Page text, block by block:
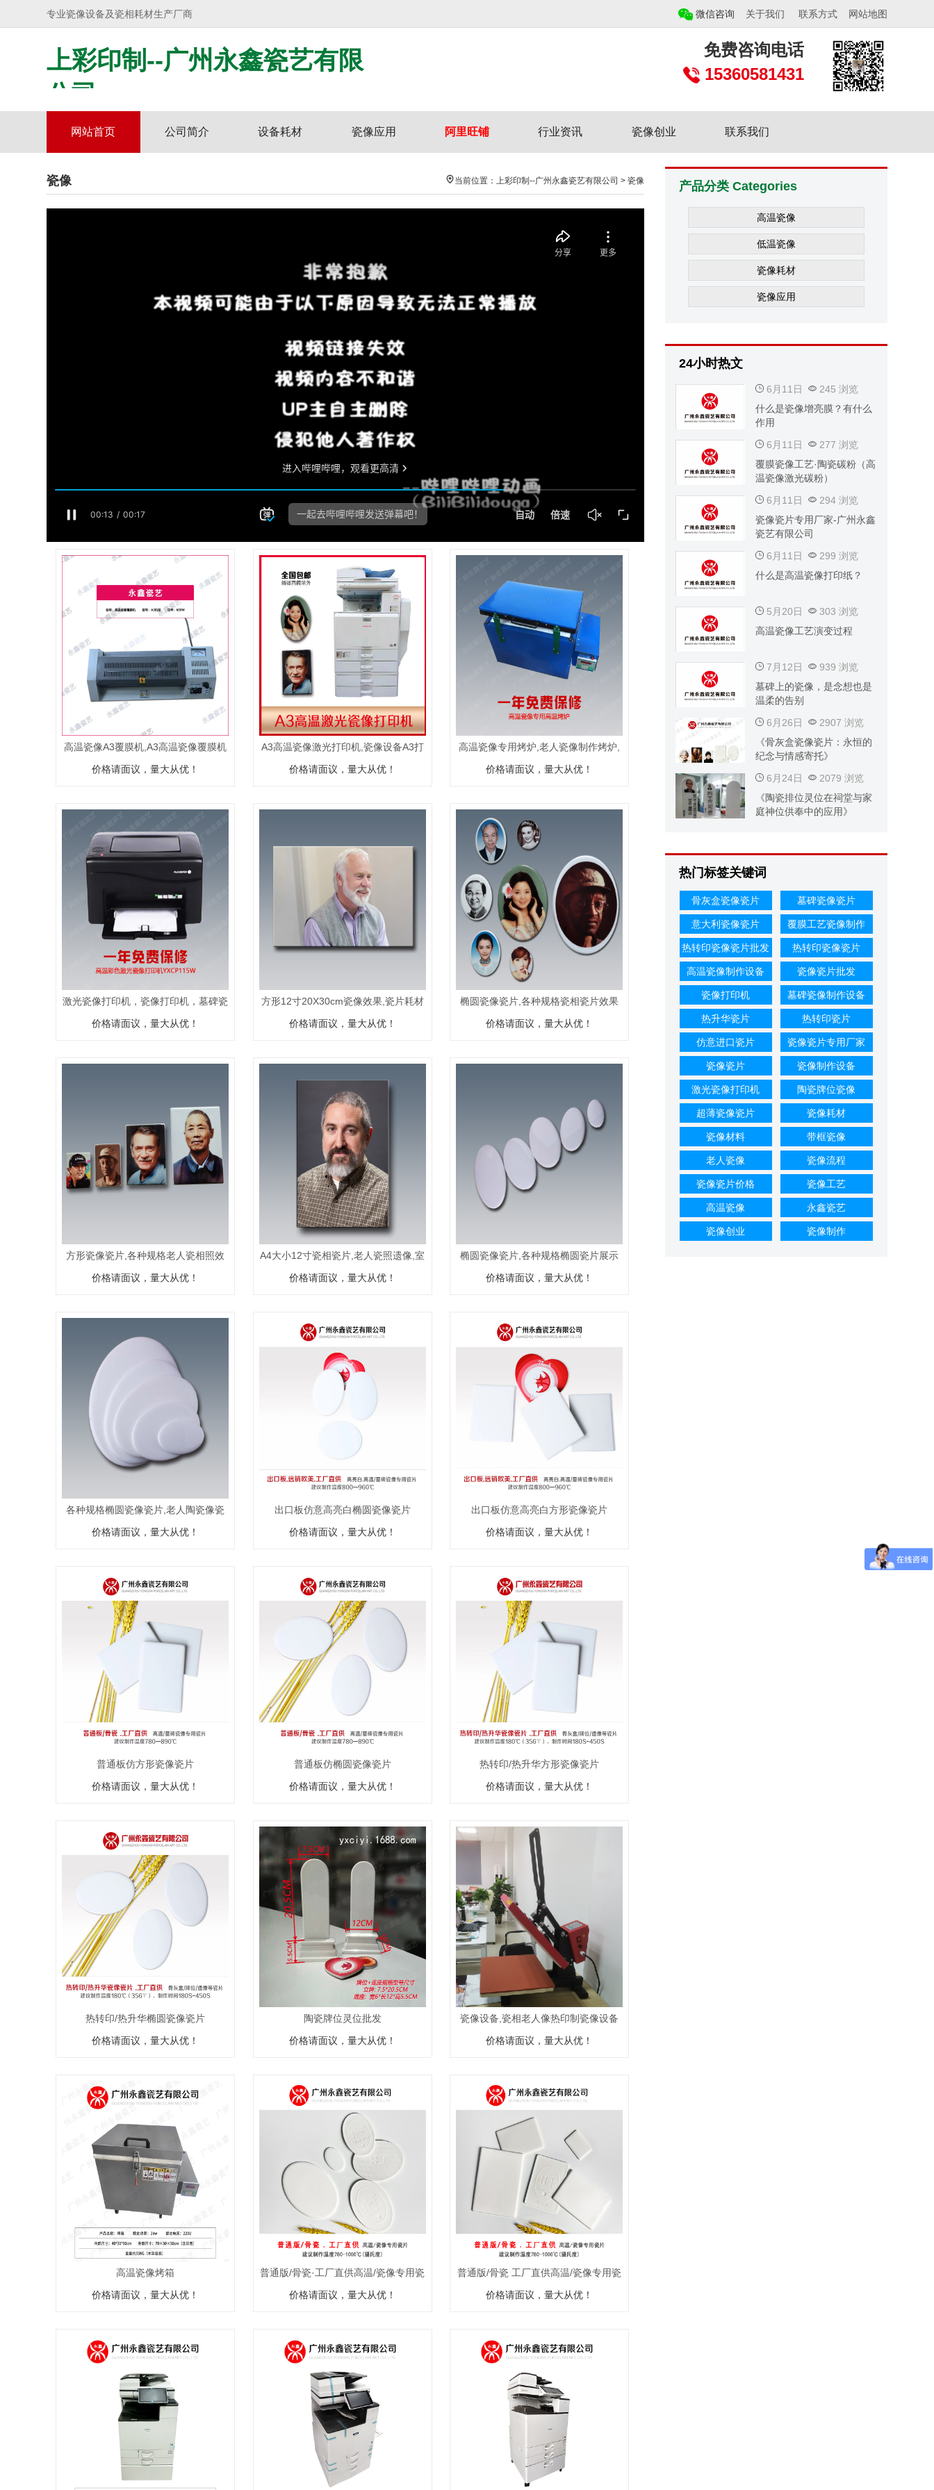
专业瓷像设备及瓷相耗材生产厂商 微信咨询 关于我们 联系方式 网站地图
上彩印制--广州永鑫瓷艺有限
公司
材料技术研发
免费咨询电话
15360581431
网站首页 公司简介 设备耗材 瓷像应用 阿里旺铺 行业资讯 瓷像创业 联系我们
瓷像 当前位置： 上彩印制--广州永鑫瓷艺有限公司 > 瓷像
高温瓷像A3覆膜机,A3高温瓷像覆膜机
价格请面议，量大从优！
A3高温瓷像激光打印机,瓷像设备A3打
印机
价格请面议，量大从优！
高温瓷像专用烤炉,老人瓷像制作烤炉,
瓷像小烤箱
价格请面议，量大从优！
激光瓷像打印机，瓷像打印机，墓碑瓷
像制作设备
价格请面议，量大从优！
方形12寸20X30cm瓷像效果,瓷片耗材
效果展示
价格请面议，量大从优！
椭圆瓷像瓷片,各种规格瓷相瓷片效果
展示
价格请面议，量大从优！
方形瓷像瓷片,各种规格老人瓷相照效
果展示
价格请面议，量大从优！
A4大小12寸瓷相瓷片,老人瓷照遗像,室
内纪念相
价格请面议，量大从优！
椭圆瓷像瓷片,各种规格椭圆瓷片展示
价格请面议，量大从优！
各种规格椭圆瓷像瓷片,老人陶瓷像瓷
片批发
价格请面议，量大从优！
出口板仿意高亮白椭圆瓷像瓷片
价格请面议，量大从优！
出口板仿意高亮白方形瓷像瓷片
价格请面议，量大从优！
普通板仿方形瓷像瓷片
价格请面议，量大从优！
普通板仿椭圆瓷像瓷片
价格请面议，量大从优！
热转印/热升华方形瓷像瓷片
价格请面议，量大从优！
热转印/热升华椭圆瓷像瓷片
价格请面议，量大从优！
陶瓷牌位灵位批发
价格请面议，量大从优！
瓷像设备,瓷相老人像热印制瓷像设备
价格请面议，量大从优！
高温瓷像烤箱
价格请面议，量大从优！
普通版/骨瓷·工厂直供高温/瓷像专用瓷
片
价格请面议，量大从优！
普通版/骨瓷 工厂直供高温/瓷像专用瓷
片
价格请面议，量大从优！
产品分类 Categories
高温瓷像
低温瓷像
瓷像耗材
瓷像应用
24小时热文
6月11日
245 浏览
什么是瓷像增亮膜？有什么
作用
6月11日
277 浏览
覆膜瓷像工艺·陶瓷碳粉（高
温瓷像激光碳粉）
6月11日
294 浏览
瓷像瓷片专用厂家-广州永鑫
瓷艺有限公司
6月11日
299 浏览
什么是高温瓷像打印纸？
5月20日
303 浏览
高温瓷像工艺演变过程
7月12日
939 浏览
墓碑上的瓷像，是念想也是
温柔的告别
6月26日
2907 浏览
《骨灰盒瓷像瓷片：永恒的
纪念与情感寄托》
6月24日
2079 浏览
《陶瓷排位灵位在祠堂与家
庭神位供奉中的应用》
热门标签关键词
骨灰盒瓷像瓷片 墓碑瓷像瓷片
意大利瓷像瓷片 覆膜工艺瓷像制作
热转印瓷像瓷片批发 热转印瓷像瓷片
高温瓷像制作设备 瓷像瓷片批发
瓷像打印机 墓碑瓷像制作设备
热升华瓷片 热转印瓷片
仿意进口瓷片 瓷像瓷片专用厂家
瓷像瓷片 瓷像制作设备
激光瓷像打印机 陶瓷牌位瓷像
超薄瓷像瓷片 瓷像耗材
瓷像材料 带框瓷像
老人瓷像 瓷像流程
瓷像瓷片价格 瓷像工艺
高温瓷像 永鑫瓷艺
瓷像创业 瓷像制作